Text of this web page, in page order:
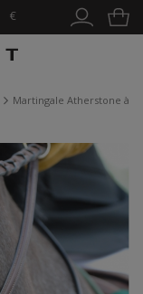
€
Martingale Atherstone à